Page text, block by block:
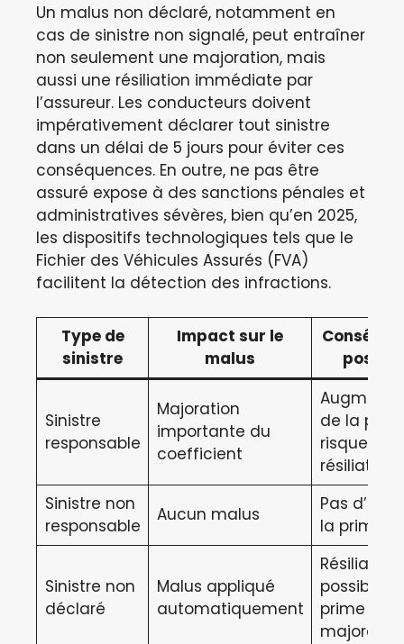
Un malus non déclaré, notamment en
cas de sinistre non signalé, peut entraîner
non seulement une majoration, mais
aussi une résiliation immédiate par
l’assureur. Les conducteurs doivent
impérativement déclarer tout sinistre
dans un délai de 5 jours pour éviter ces
conséquences. En outre, ne pas être
assuré expose à des sanctions pénales et
administratives sévères, bien qu’en 2025,
les dispositifs technologiques tels que le
Fichier des Véhicules Assurés (FVA)
facilitent la détection des infractions.
Type de
sinistre
Impact sur le
malus
Sinistre
responsable
Majoration
importante du
coefficient
de la
risque de
résiliation
Sinistre non
responsable
Aucun malus
Pas
la prime
Sinistre non
déclaré
Malus appliqué
automatiquement
Résiliation
possible et
prime
majorée